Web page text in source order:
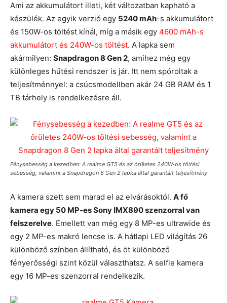
Ami az akkumulátort illeti, két változatban kapható a
készülék. Az egyik verzió egy 5240 mAh-s akkumulátort
és 150W-os töltést kínál, míg a másik egy 4600 mAh-s
akkumulátort és 240W-os töltést. A lapka sem
akármilyen: Snapdragon 8 Gen 2, amihez még egy
különleges hűtési rendszer is jár. Itt nem spóroltak a
teljesítménnyel: a csúcsmodellben akár 24 GB RAM és 1
TB tárhely is rendelkezésre áll.
Fénysebesség a kezedben: A realme GT5 és az őrületes 240W-os töltési
sebesség, valamint a Snapdragon 8 Gen 2 lapka által garantált teljesítmény
A kamera szett sem marad el az elvárásoktól. A fő
kamera egy 50 MP-es Sony IMX890 szenzorral van
felszerelve. Emellett van még egy 8 MP-es ultrawide és
egy 2 MP-es makró lencse is. A hátlapi LED világítás 26
különböző színben állítható, és öt különböző
fényerősségi szint közül választhatsz. A selfie kamera
egy 16 MP-es szenzorral rendelkezik.